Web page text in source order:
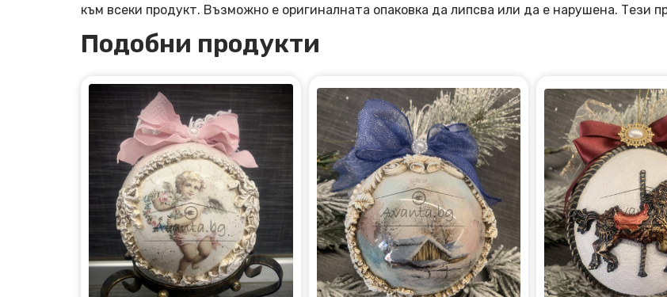
към всеки продукт. Възможно е оригиналната опаковка да липсва или да е нарушена. Тези
Подобни продукти